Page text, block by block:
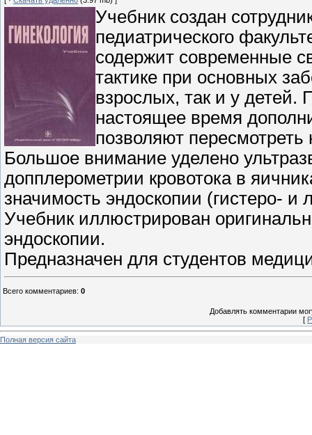
Учебник создан
педиатрического
содержит современные
тактике при основных
взрослых, так и у
настоящее время
позволяют пересмотреть
Большое внимание уделено
допплерометрии кровотока в
значимость эндоскопии (гистеро- и
Учебник иллюстрирован
эндоскопии.
Предназначен для студентов
Всего комментариев: 0
Добавлять комментарии
[
Полная версия сайта